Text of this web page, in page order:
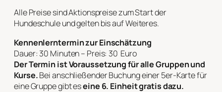
Alle Preise sind Aktionspreise zum Start der
Hundeschule und gelten bis auf Weiteres.
Kennenlerntermin zur Einschätzung
Dauer: 30 Minuten – Preis: 30 Euro
Der Termin ist Voraussetzung für alle Gruppen und
Kurse.Bei anschließender Buchung einer 5er-Karte für
eine Gruppe gibt eseine 6. Einheit gratis dazu.